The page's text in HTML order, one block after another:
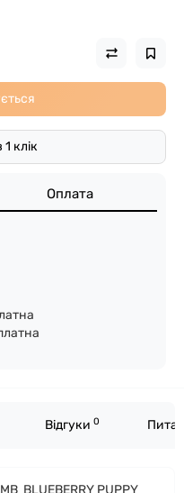
Купити в 1 клік
Оплата
Відгуки 0
BLUEBERRY PUPPY